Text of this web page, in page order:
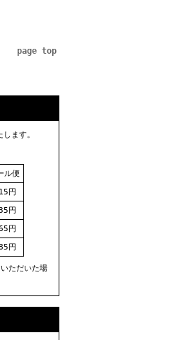
page top
ます。
ル便
円
円
円
円
ただいた場